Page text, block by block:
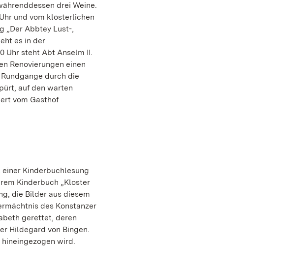
drei Weine.
und vom klösterlichen
„Der Abbtey Lust-,
es in der
Uhr steht Abt Anselm II.
Renovierungen einen
durch die
auf den warten
vom Gasthof
einer Kinderbuchlesung
Kinderbuch „Kloster
die Bilder aus diesem
des Konstanzer
gerettet, deren
Hildegard von Bingen.
wird.